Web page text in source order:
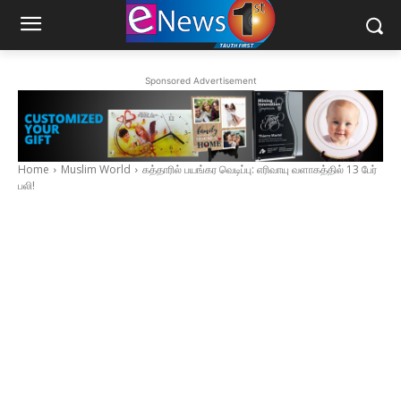
Sponsored Advertisement
Home Muslim World
கத்தாரில் பயங்கர வெடிப்பு: எரிவாயு வளாகத்தில் 13 பேர்
பலி!